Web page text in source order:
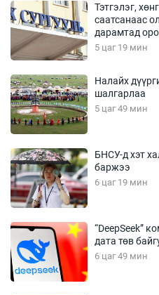
Тэтгэлэг,
саатсанаас
дарамтад
5 цаг 19 мин
Налайх
шалгарлаа
5 цаг 49 мин
БНСУ-д хэт
баржээ
6 цаг 19 мин
“DeepSeek”
дата төв
6 цаг 49 мин